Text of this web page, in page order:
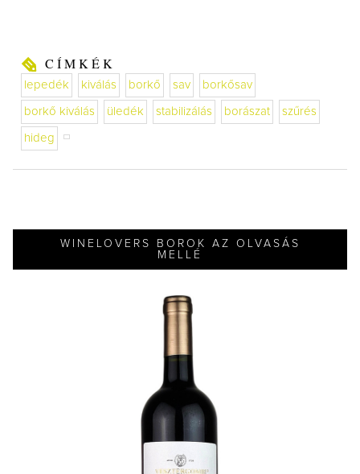
CÍMKÉK
lepedék kiválás borkő sav borkősav
borkő kiválás üledék stabilizálás borászat szűrés
hideg
WINELOVERS BOROK AZ OLVASÁS
MELLÉ